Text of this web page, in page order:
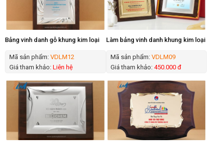
Bảng vinh danh gỗ khung kim loại
Mã sản phẩm: VDLM12
Giá tham khảo: Liên hệ
Làm bảng vinh danh khung kim loại
Mã sản phẩm: VDLM09
Giá tham khảo: 450.000 đ